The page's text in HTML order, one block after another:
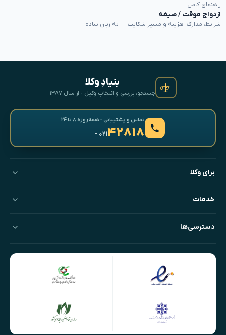
راهنمای کامل
ازدواج موقت / صیغه
شرایط، مدارک، هزینه و مسیر شکایت — به زبان ساده
بنیادِ وکلا
جستجو، بررسی و انتخابِ وکیل · از سال ۱۳۸۷
تماس و پشتیبانی · همه‌روزه ۸ تا ۲۴
۴۲۸۱۸- ۰۲۱
برای وکلا
خدمات
دسترسی‌ها